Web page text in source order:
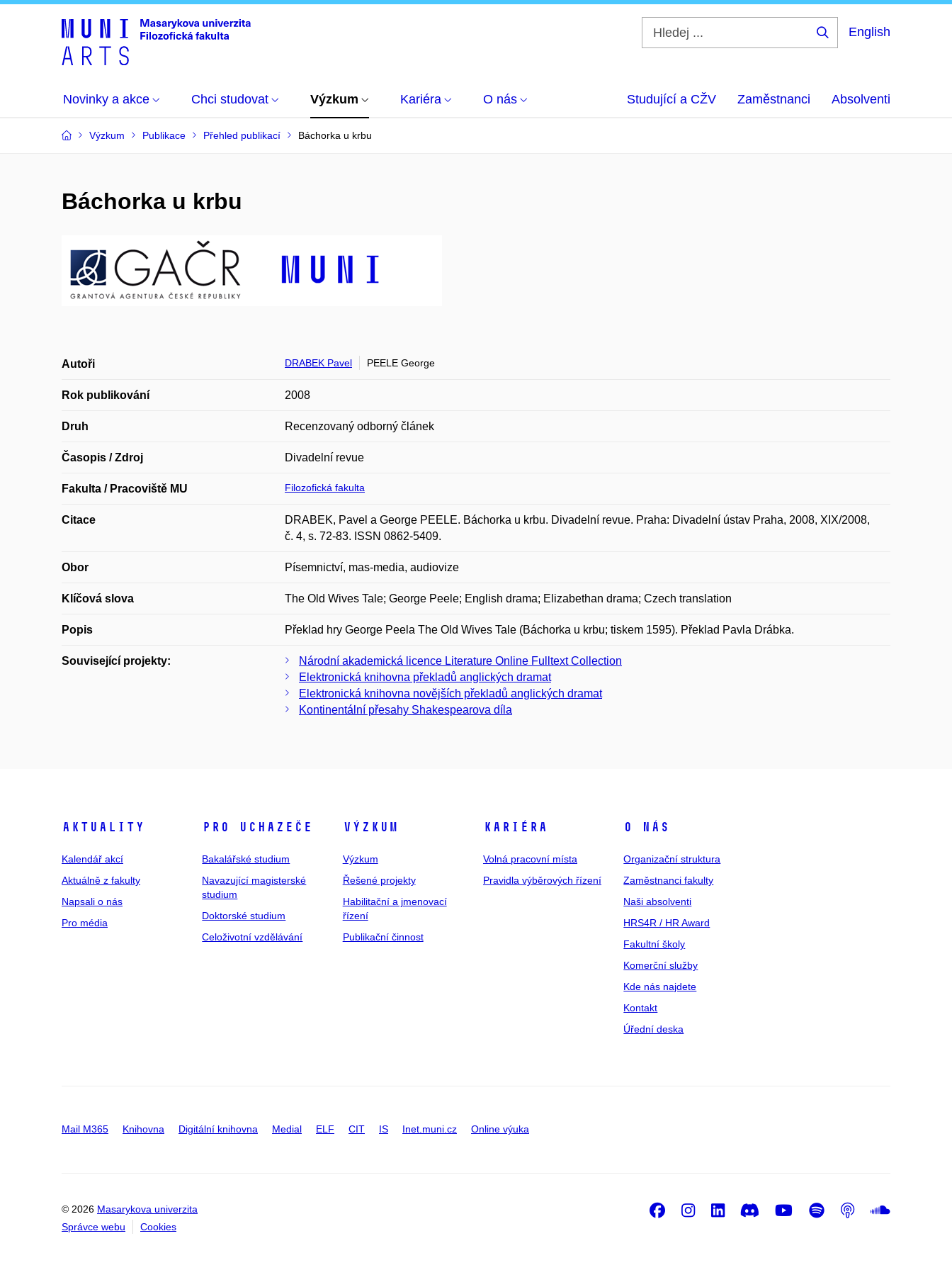
English
Novinky a akce Chci studovat Výzkum Kariéra O nás Studující a CŽV Zaměstnanci Absolventi
Výzkum Publikace Přehled publikací Báchorka u krbu
Báchorka u krbu
Autoři DRABEK Pavel PEELE George
Rok publikování 2008
Druh Recenzovaný odborný článek
Časopis / Zdroj Divadelní revue
Fakulta / Pracoviště MU Filozofická fakulta
Citace
DRABEK, Pavel a George PEELE. Báchorka u krbu. Divadelní revue. Praha: Divadelní ústav Praha, 2008, XIX/2008,
č. 4, s. 72-83. ISSN 0862-5409.
Obor Písemnictví, mas-media, audiovize
Klíčová slova The Old Wives Tale; George Peele; English drama; Elizabethan drama; Czech translation
Popis Překlad hry George Peela The Old Wives Tale (Báchorka u krbu; tiskem 1595). Překlad Pavla Drábka.
Související projekty:
Národní akademická licence Literature Online Fulltext Collection
Elektronická knihovna překladů anglických dramat
Elektronická knihovna novějších překladů anglických dramat
Kontinentální přesahy Shakespearova díla
Aktuality
Kalendář akcí
Aktuálně z fakulty
Napsali o nás
Pro média
Pro uchazeče
Bakalářské studium
Navazující magisterské
studium
Doktorské studium
Celoživotní vzdělávání
Výzkum
Výzkum
Řešené projekty
Habilitační a jmenovací
řízení
Publikační činnost
Kariéra
Volná pracovní místa
Pravidla výběrových řízení
O nás
Organizační struktura
Zaměstnanci fakulty
Naši absolventi
HRS4R / HR Award
Fakultní školy
Komerční služby
Kde nás najdete
Kontakt
Úřední deska
Mail M365 Knihovna Digitální knihovna Medial ELF CIT IS Inet.muni.cz Online výuka
© 2026 Masarykova univerzita
Správce webu
Cookies
Facebook
Instagram
LinkedIn
DiscordYoutube
Spotify
Podcast